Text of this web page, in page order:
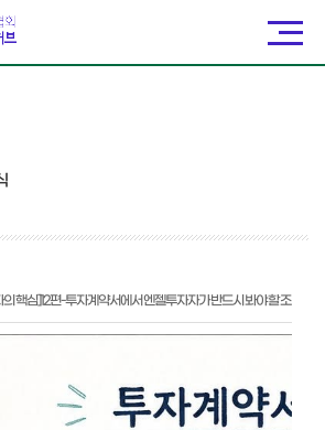
의 핵심]12편-투자계약서에서 엔젤투자자가 반드시 봐야 할 조